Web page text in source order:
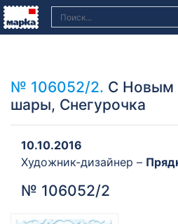
№ 106052/2. С Новым
шары, Снегурочка
10.10.2016
Художник-дизайнер –
№ 106052/2